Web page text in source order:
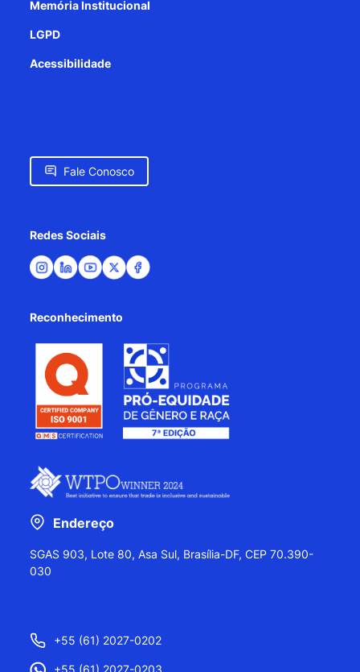
Memória Institucional
LGPD
Acessibilidade
Fale Conosco
Redes Sociais
Reconhecimento
Endereço
SGAS 903, Lote 80, Asa Sul, Brasília-DF, CEP 70.390-
030
+55 (61) 2027-0202
+55 (61) 2027-0203